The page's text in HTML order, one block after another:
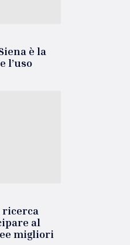
è la
l’uso
ricerca
al
migliori